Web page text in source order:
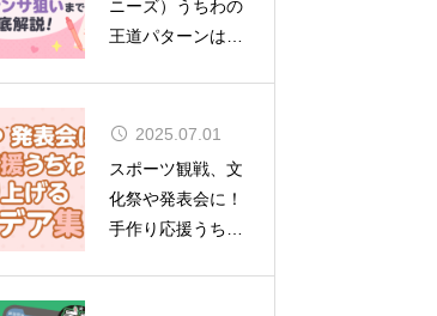
ニーズ）うちわの
王道パターンは？
説！2025.07.01
スポーツ観戦、文
化祭や発表会に！
手作り応援うちわ